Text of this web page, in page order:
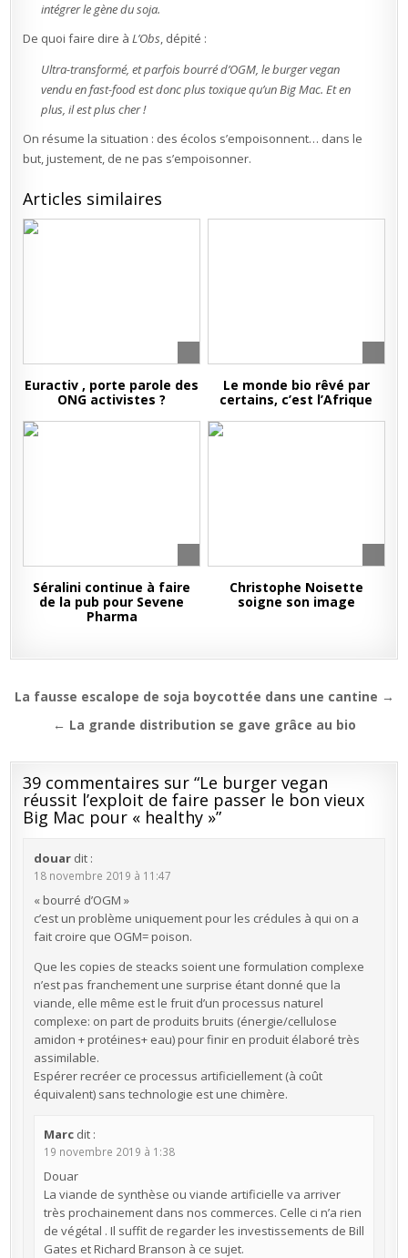
intégrer le gène du soja.
De quoi faire dire àL’Obs, dépité :
Ultra-transformé, et parfois bourré d’OGM, le burger vegan
vendu en fast-food est donc plus toxique qu’un Big Mac. Et en
plus, il est plus cher !
On résume la situation : des écolos s’empoisonnent… dans le
but, justement, de ne pas s’empoisonner.
Articles similaires
Euractiv , porte parole des
ONG activistes ?
Le monde bio rêvé par
certains, c’est l’Afrique
Séralini continue à faire
de la pub pour Sevene
Pharma
Christophe Noisette
soigne son image
Navigation
La fausse escalope de soja boycottée dans une cantine →
← La grande distribution se gave grâce au bio
39 commentaires sur “Le burger vegan
réussit l’exploit de faire passer le bon vieux
Big Mac pour « healthy »”
douar dit :
18 novembre 2019 à 11:47
« bourré d’OGM »
c’est un problème uniquement pour les crédules à qui on a
fait croire que OGM= poison.
Que les copies de steacks soient une formulation complexe
n’est pas franchement une surprise étant donné que la
viande, elle même est le fruit d’un processus naturel
complexe: on part de produits bruits (énergie/cellulose
amidon + protéines+ eau) pour finir en produit élaboré très
assimilable.
Espérer recréer ce processus artificiellement (à coût
équivalent) sans technologie est une chimère.
Marc dit :
19 novembre 2019 à 1:38
Douar
La viande de synthèse ou viande artificielle va arriver
très prochainement dans nos commerces. Celle ci n’a rien
de végétal . Il suffit de regarder les investissements de Bill
Gates et Richard Branson à ce sujet.